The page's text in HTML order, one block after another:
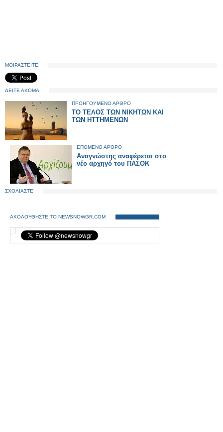
ΜΟΙΡΑΣΤΕΙΤΕ
ΔΕΙΤΕ ΑΚΟΜΑ
ΠΡΟΗΓΟΥΜΕΝΟ ΑΡΘΡΟ
ΤΟ ΤΕΛΟΣ ΤΩΝ ΝΙΚΗΤΩΝ ΚΑΙ
ΤΩΝ ΗΤΤΗΜΕΝΩΝ
ΕΠΟΜΕΝΟ ΑΡΘΡΟ
Αναγνώστης αναφέρεται στο
νέο αρχηγό του ΠΑΣΟΚ
ΣΧΟΛΙΑΣΤΕ
ΑΚΟΛΟΥΘΗΣΤΕ ΤΟ NEWSNOWGR.COM